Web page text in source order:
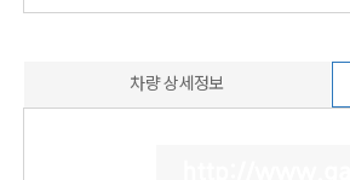
차량 상세정보